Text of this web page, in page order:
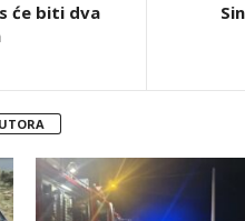
će biti dva